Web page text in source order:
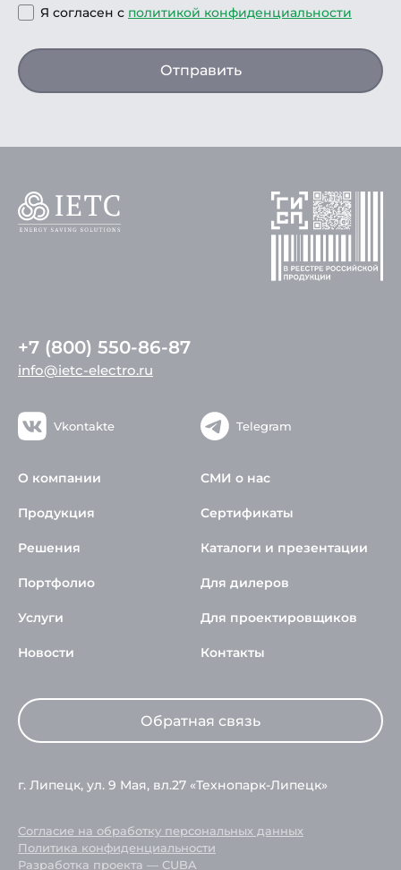
Я согласен с политикой конфиденциальности
Отправить
+7 (800) 550-86-87
info@ietc-electro.ru
Vkontakte Telegram
О компании
Продукция
Решения
Портфолио
Услуги
Новости
СМИ о нас
Сертификаты
Каталоги и презентации
Для дилеров
Для проектировщиков
Контакты
Обратная связь
г. Липецк, ул. 9 Мая, вл.27 «Технопарк-Липецк»
Согласие на обработку персональных данных
Политика конфиденциальности
Разработка проекта — CUBA